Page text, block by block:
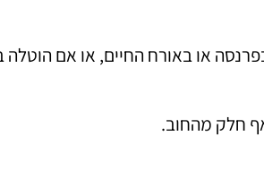
או באורח החיים, או אם
חלק מהחוב.